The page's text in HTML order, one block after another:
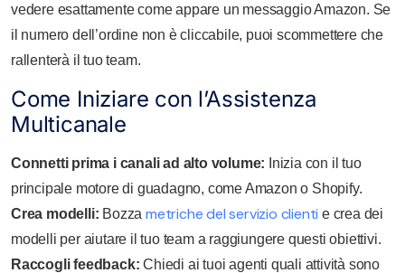
vedere esattamente come appare un messaggio Amazon. Se
il numero dell’ordine non è cliccabile, puoi scommettere che
rallenterà il tuo team.
Come Iniziare con l’Assistenza
Multicanale
Connetti prima i canali ad alto volume: Inizia con il tuo
principale motore di guadagno, come Amazon o Shopify.
Crea modelli: Bozza metriche del servizio clienti e crea dei
modelli per aiutare il tuo team a raggiungere questi obiettivi.
Raccogli feedback: Chiedi ai tuoi agenti quali attività sono